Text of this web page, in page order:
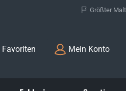
Größter
Favoriten Du hast 0 Produkte auf
Mein Konto